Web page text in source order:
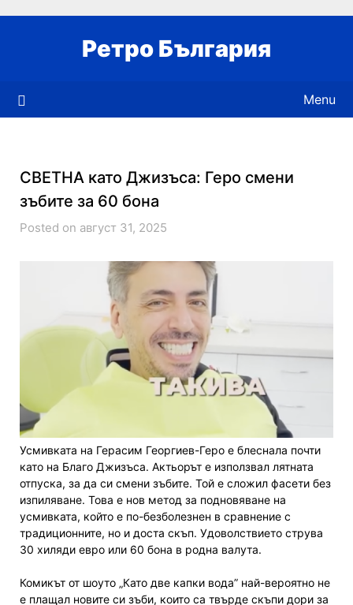
Ретро България
Menu
СВЕТНА като Джизъса: Геро смени
зъбите за 60 бона
Posted on август 31, 2025
Усмивката на Герасим Георгиев-Геро е блеснала почти
като на Благо Джизъса. Актьорът е използвал лятната
отпуска, за да си смени зъбите. Той е сложил фасети без
изпиляване. Това е нов метод за подновяване на
усмивката, който е по-безболезнен в сравнение с
традиционните, но и доста скъп. Удоволствието струва
30 хиляди евро или 60 бона в родна валута.
Комикът от шоуто „Като две капки вода” най-вероятно не
е плащал новите си зъби, които са твърде скъпи дори за